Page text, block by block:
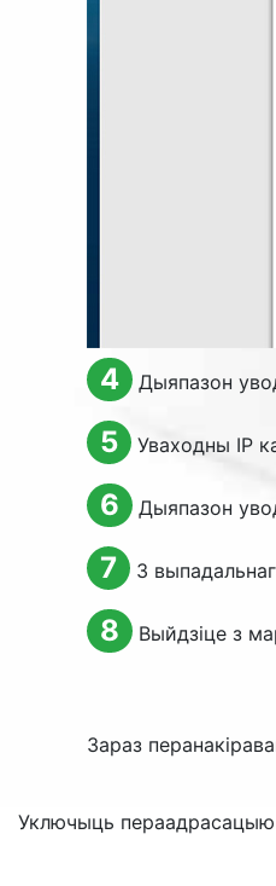
4 Дыяпазон
5 Уваходны IP
6 Дыяпазон
7 З
8 Выйдзіце з
Зараз
Уключыць